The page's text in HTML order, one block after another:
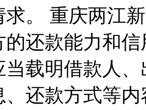
求。 重庆两江
的还款能力和
当载明借款人
、还款方式等